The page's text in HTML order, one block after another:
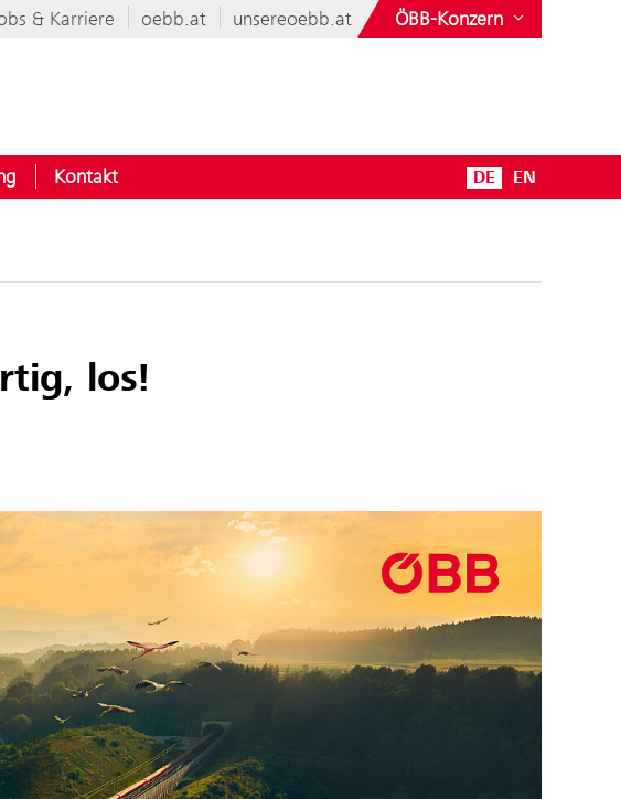
& Karriere oebb.at unsereoebb.at ÖBB-Konzern
Kontakt DE EN
los!